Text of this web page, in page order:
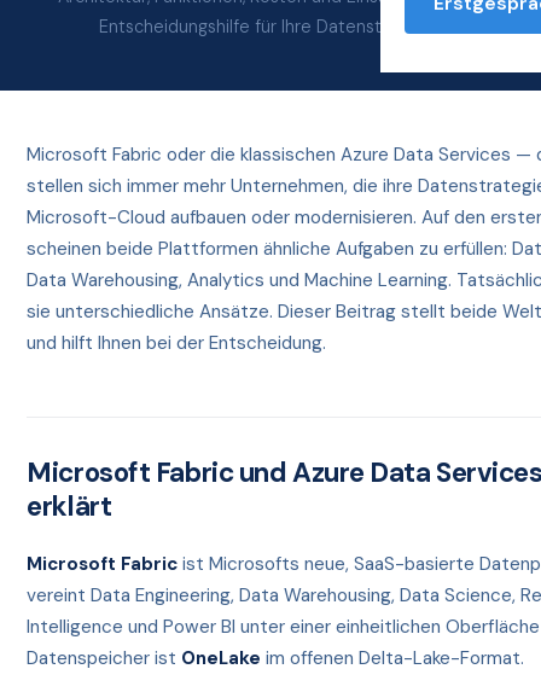
Entscheidungshilfe für Ihre Datenstrategie.
Microsoft Fabric oder die klassischen Azure Data Services —
stellen sich immer mehr Unternehmen, die ihre
Microsoft-Cloud aufbauen oder modernisieren. Auf den
scheinen beide Plattformen ähnliche Aufgaben zu erfüllen:
Data Warehousing, Analytics und Machine Learning.
sie unterschiedliche Ansätze. Dieser Beitrag stellt beide
und hilft Ihnen bei der Entscheidung.
Microsoft Fabric und Azure Data
erklärt
Microsoft Fabric ist Microsofts neue, SaaS-basierte
vereint Data Engineering, Data Warehousing, Data Science,
Intelligence und Power BI unter einer einheitlichen
Datenspeicher ist OneLake im offenen Delta-Lake-Format.